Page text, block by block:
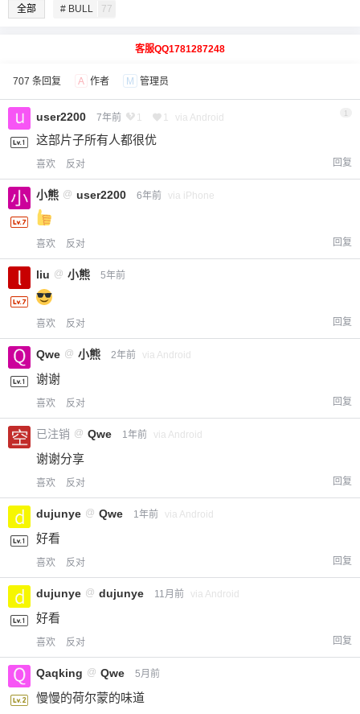
全部 # BULL 77
客服QQ1781287248
707 条回复 A 作者 M 管理员
user2200 7年前 1 1 via Android 1
这部片子所有人都很优
喜欢 反对 回复
小熊 @ user2200 6年前 via iPhone
喜欢 反对 回复
liu @ 小熊 5年前
喜欢 反对 回复
Qwe @ 小熊 2年前 via Android
谢谢
喜欢 反对 回复
已注销 @ Qwe 1年前 via Android
谢谢分享
喜欢 反对 回复
dujunye @ Qwe 1年前 via Android
好看
喜欢 反对 回复
dujunye @ dujunye 11月前 via Android
好看
喜欢 反对 回复
Qaqking @ Qwe 5月前
慢慢的荷尔蒙的味道